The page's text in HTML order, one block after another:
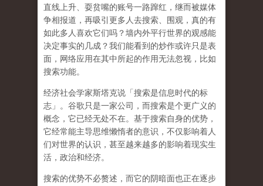
直线上升、耍贫嘴的账号一路蹿红，继而被媒体
争相报道，再吸引更多人去搜索、围观，真的有
如此多人喜欢它们吗？墙内外平行世界的观感能
决定事实的几成？我们能看到的炒作或许只是表
面，网络应用在其中所起的作用无法忽视，比如
搜索功能。
经济社会学家斯塔克说「搜索是信息时代的标
志」。谷歌只是一家公司，而搜索是个更广义的
概念，它已经无处不在。基于搜索自身的优势，
它经常能主导思维懒惰者的意识，不仅影响着人
们对世界的认识， 甚至越来越多的影响着现实生
活，政治和经济。
搜索的优势不必赘述，而它的阴暗面也正在逐步